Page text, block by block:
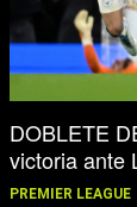
DOBLETE
victoria ante
PREMIER LEAGUE